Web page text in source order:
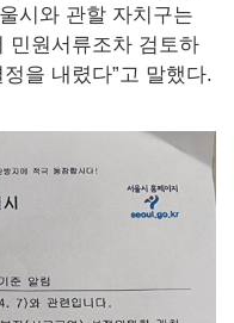
시와 관할 자치구는
민원서류조차 검토하
을 내렸다”고 말했다.